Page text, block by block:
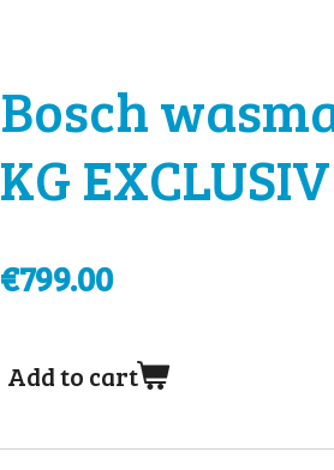
Bosch
KG
€799.00
Add to cart